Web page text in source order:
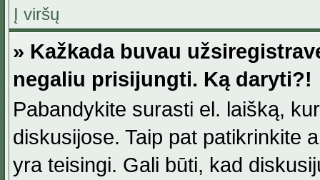
Į viršų
» Kažkada buvau
negaliu prisijungti. Ką daryti?!
Pabandykite surasti el. laišką,
diskusijose. Taip pat patikrinkite
yra teisingi. Gali būti, kad